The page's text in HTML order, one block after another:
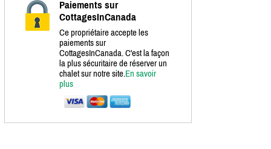
Paiements sur
CottagesInCanada
Ce propriétaire accepte les
paiements sur
CottagesInCanada. C'est la façon
la plus sécuritaire de réserver un
chalet sur notre site.En savoir
plus